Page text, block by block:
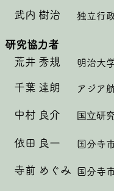
武内 樹治 独立行
研究協力者
荒井 秀規
明治大
千葉 達朗 アジア
中村 良介 国立研
依田 良一 国分寺
寺前 めぐみ 国分寺